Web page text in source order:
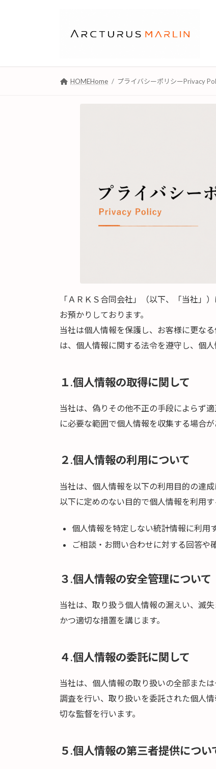
へ
ョ
HOMEHome プライバシーポリシーPrivacy
「ＡＲＫＳ合同会社」（以下、「当社」
お預かりしております。
当社は個人情報を保護し、お客様に更な
は、個人情報に関する法令を遵守し、個
１.個人情報の取得に関して
当社は、偽りその他不正の手段によらず
に必要な範囲で個人情報を収集する場合が
２.個人情報の利用について
当社は、個人情報を以下の利用目的の達成
以下に定めのない目的で個人情報を利用
個人情報を特定しない統計情報に利用
ご相談・お問い合わせに対する回答や
３.個人情報の安全管理について
当社は、取り扱う個人情報の漏えい、滅
かつ適切な措置を講じます。
４.個人情報の委託に関して
当社は、個人情報の取り扱いの全部また
調査を行い、取り扱いを委託された個人
切な監督を行います。
５.個人情報の第三者提供につい